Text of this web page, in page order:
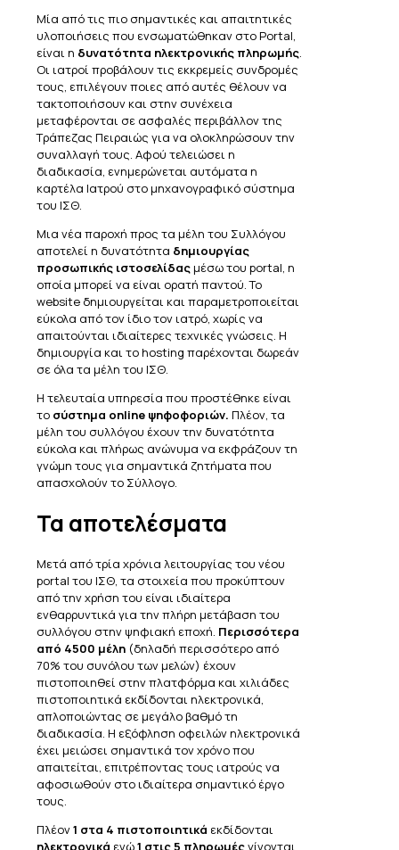
Μία από τις πιο σημαντικές και απαιτητικές
υλοποιήσεις που ενσωματώθηκαν στο Portal,
είναι η δυνατότητα ηλεκτρονικής πληρωμής.
Οι ιατροί προβάλουν τις εκκρεμείς συνδρομές
τους, επιλέγουν ποιες από αυτές θέλουν να
τακτοποιήσουν και στην συνέχεια
μεταφέρονται σε ασφαλές περιβάλλον της
Τράπεζας Πειραιώς για να ολοκληρώσουν την
συναλλαγή τους. Αφού τελειώσει η
διαδικασία, ενημερώνεται αυτόματα η
καρτέλα Ιατρού στο μηχανογραφικό σύστημα
του ΙΣΘ.
Μια νέα παροχή προς τα μέλη του Συλλόγου
αποτελεί η δυνατότητα δημιουργίας
προσωπικής ιστοσελίδαςμέσω του portal, η
οποία μπορεί να είναι ορατή παντού. Το
website δημιουργείται και παραμετροποιείται
εύκολα από τον ίδιο τον ιατρό, χωρίς να
απαιτούνται ιδιαίτερες τεχνικές γνώσεις. Η
δημιουργία και το hosting παρέχονται δωρεάν
σε όλα τα μέλη του ΙΣΘ.
Η τελευταία υπηρεσία που προστέθηκε είναι
το σύστημα online ψηφοφοριών. Πλέον, τα
μέλη του συλλόγου έχουν την δυνατότητα
εύκολα και πλήρως ανώνυμα να εκφράζουν τη
γνώμη τους για σημαντικά ζητήματα που
απασχολούν το Σύλλογο.
Τα αποτελέσματα
Μετά από τρία χρόνια λειτουργίας του νέου
portal του ΙΣΘ, τα στοιχεία που προκύπτουν
από την χρήση του είναι ιδιαίτερα
ενθαρρυντικά για την πλήρη μετάβαση του
συλλόγου στην ψηφιακή εποχή. Περισσότερα
από 4500 μέλη (δηλαδή περισσότερο από
70% του συνόλου των μελών) έχουν
πιστοποιηθεί στην πλατφόρμα και χιλιάδες
πιστοποιητικά εκδίδονται ηλεκτρονικά,
απλοποιώντας σε μεγάλο βαθμό τη
διαδικασία. Η εξόφληση οφειλών ηλεκτρονικά
έχει μειώσει σημαντικά τον χρόνο που
απαιτείται, επιτρέποντας τους ιατρούς να
αφοσιωθούν στο ιδιαίτερα σημαντικό έργο
τους.
Πλέον1 στα 4 πιστοποιητικά εκδίδονται
ηλεκτρονικά ενώ1 στις 5 πληρωμέςγίνονται